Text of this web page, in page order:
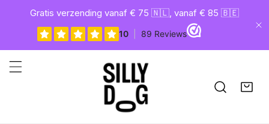
naar artikel
Gratis verzending vanaf € 75 🇳🇱, vanaf € 85 🇧🇪